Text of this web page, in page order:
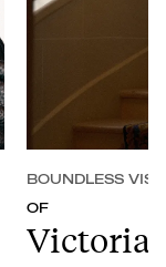
BOUNDLESS
OF
Victoria